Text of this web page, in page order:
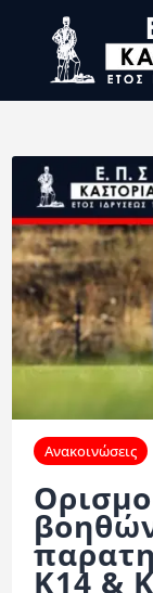
Νέα
Η
Ανακοινώσεις
K14 &